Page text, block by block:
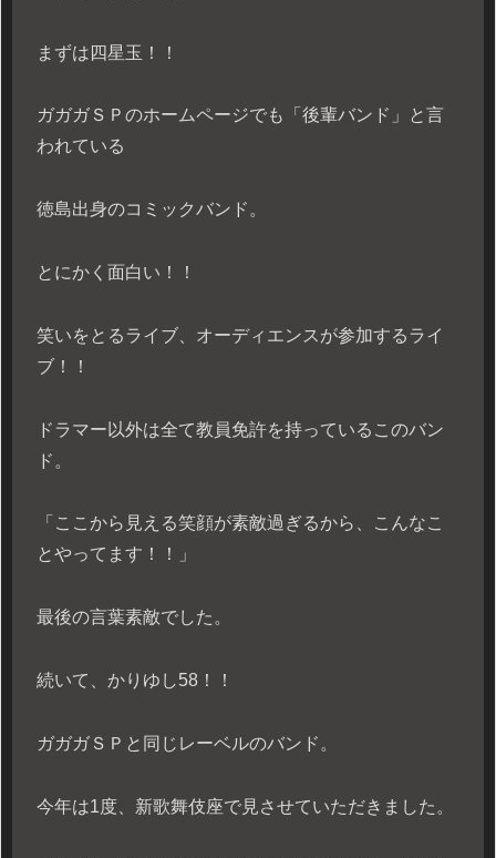
まずは四星玉！！
ガガガＳＰのホームページでも「後輩バンド」と言
われている
徳島出身のコミックバンド。
とにかく面白い！！
笑いをとるライブ、オーディエンスが参加するライ
ブ！！
ドラマー以外は全て教員免許を持っているこのバン
ド。
「ここから見える笑顔が素敵過ぎるから、こんなこ
とやってます！！」
最後の言葉素敵でした。
続いて、かりゆし58！！
ガガガＳＰと同じレーベルのバンド。
今年は1度、新歌舞伎座で見させていただきました。